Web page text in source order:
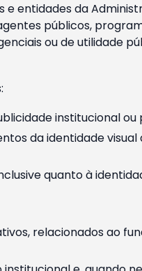
entidades da
públicos,
ou de utilidade
institucional ou
da identidade
quanto à
relacionados ao